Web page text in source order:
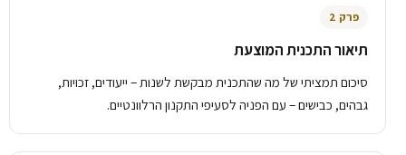
פרק 2
תיאור התכנית המוצעת
סיכום תמציתי של מה שהתכנית מבקשת לשנות – ייעודים, זכויות,
גבהים, כבישים – עם הפניה לסעיפי התקנון הרלוונטיים.